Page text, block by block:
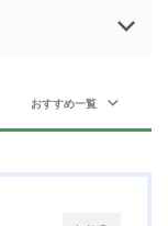
おすすめ一覧